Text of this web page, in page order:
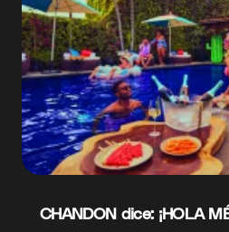
CHANDON dice: ¡HOLA